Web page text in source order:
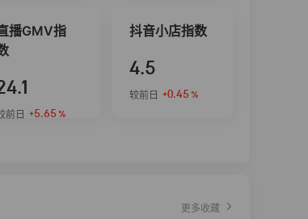
播GMV指
前日 +5.65 %
抖音小店指数
4.5
较前日 +0.45 %
更多收藏